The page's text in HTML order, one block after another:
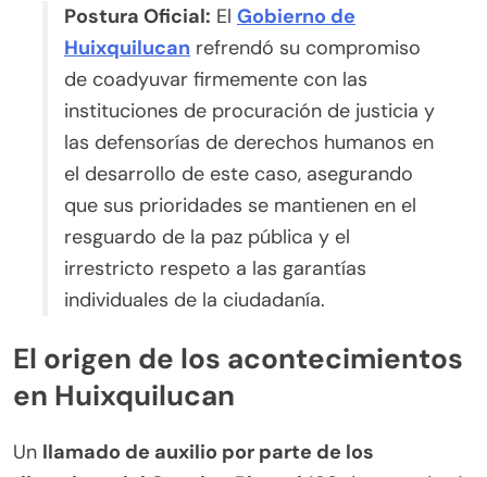
Postura Oficial: El Gobierno de
Huixquilucan refrendó su compromiso
de coadyuvar firmemente con las
instituciones de procuración de justicia y
las defensorías de derechos humanos en
el desarrollo de este caso, asegurando
que sus prioridades se mantienen en el
resguardo de la paz pública y el
irrestricto respeto a las garantías
individuales de la ciudadanía.
El origen de los acontecimientos
en Huixquilucan
Un llamado de auxilio por parte de los